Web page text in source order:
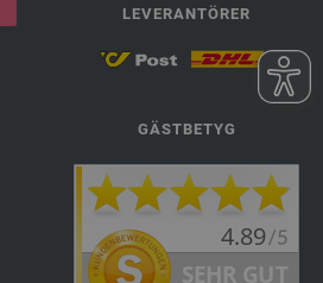
LEVERANTÖRER
GÄSTBETYG